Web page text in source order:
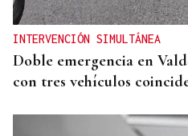
INTERVENCIÓN SIMULTÁNEA
Doble emergencia en
con tres vehículos